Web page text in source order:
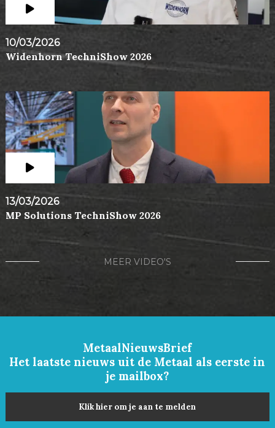
10/03/2026
Widenhorn TechniShow 2026
13/03/2026
MP Solutions TechniShow 2026
MEER VIDEO'S
MetaalNieuwsBrief
Het laatste nieuws uit de Metaal als eerste in
je mailbox?
Klik hier om je aan te melden